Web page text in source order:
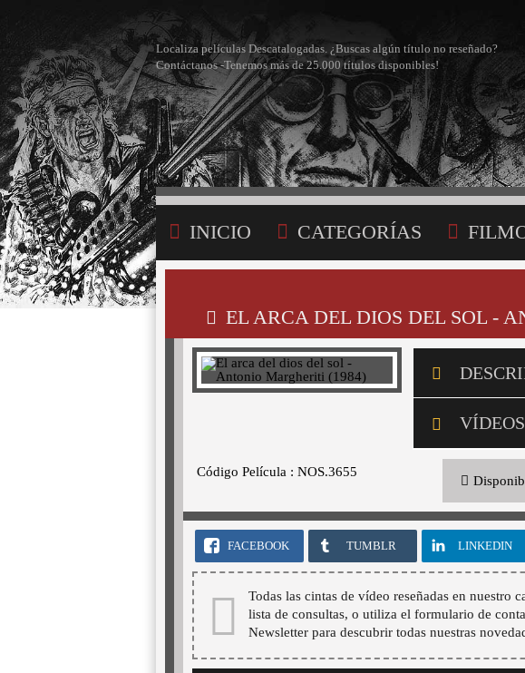
Localiza películas Descatalogadas. ¿Buscas algún título no reseñado?
Contáctanos -Tenemos más de 25.000 títulos disponibles!
INICIO CATEGORÍAS
EL ARCA DEL DIOS DEL SOL -
VÍDEOS
Código Película : NOS.3655
FACEBOOK TUMBLR LINKEDIN
Todas las cintas de vídeo reseñadas en nuestro
lista de consultas, o utiliza el formulario de
Newsletter para descubrir todas nuestras